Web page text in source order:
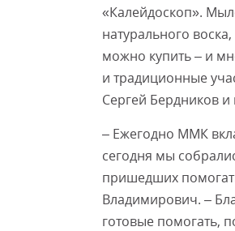
«Калейдоскоп».
натурального
можно купить – и
и традиционные
Сергей Бердников
– Ежегодно ММК
сегодня мы
пришедших
Владимирович. –
готовые помогать,